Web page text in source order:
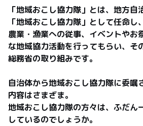
「地域おこし協力隊」とは、地方自
「地域おこし協力隊」として任命し
農業・漁業への従事、イベントやお
な地域協力活動を行ってもらい、そ
総務省の取り組みです。
自治体から地域おこし協力隊に委嘱
内容はさまざま。
地域おこし協力隊の方々は、ふだん
しているのでしょうか。